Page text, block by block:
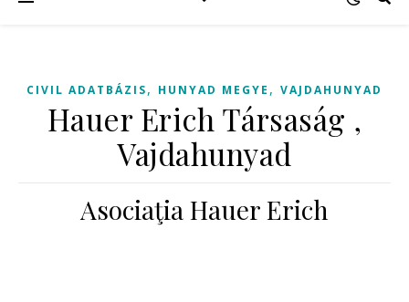
CIVIL ADATBÁZIS, HUNYAD MEGYE , VAJDAHUNYAD
Hauer Erich Társaság ,
Vajdahunyad
Asociaţia Hauer Erich